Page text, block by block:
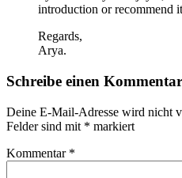
introduction or recommend
Regards,
Arya.
Schreibe einen Kommentar
Deine E-Mail-Adresse wird nicht
Felder sind mit * markiert
Kommentar *